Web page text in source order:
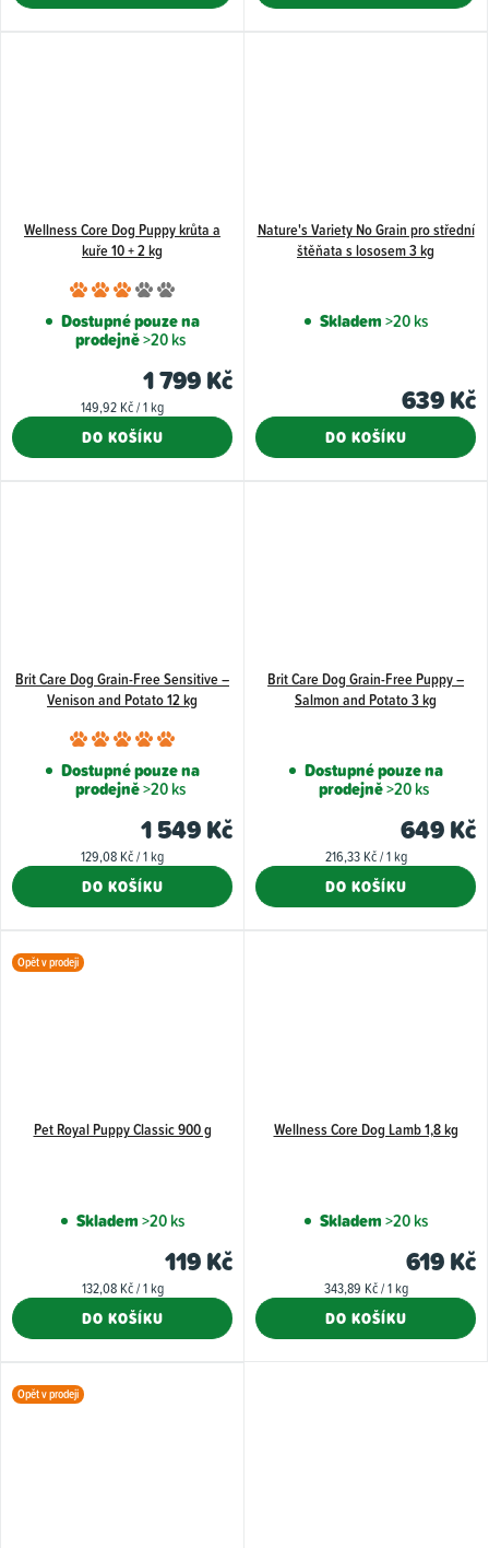
Wellness Core Dog Puppy krůta a
kuře 10 + 2 kg
Průměrné
hodnocení
produktu
je
3,0
z
Dostupné pouze na
prodejně>20 ks
1 799 Kč
Měrná
149,92 Kč / 1 kg
DO KOŠÍKU
Nature's Variety No Grain pro střední
štěňata s lososem 3 kg
Skladem>20 ks
639 Kč
DO KOŠÍKU
Brit Care Dog Grain-Free Sensitive –
Venison and Potato 12 kg
Průměrné
hodnocení
produktu
je
5,0
z
Dostupné pouze na
prodejně>20 ks
1 549 Kč
Měrná
129,08 Kč / 1 kg
DO KOŠÍKU
Brit Care Dog Grain-Free Puppy –
Salmon and Potato 3 kg
Dostupné pouze na
prodejně>20 ks
649 Kč
Měrná
216,33 Kč / 1 kg
DO KOŠÍKU
Opět v prodeji
Pet Royal Puppy Classic 900 g
Skladem>20 ks
119 Kč
Měrná
132,08 Kč / 1 kg
DO KOŠÍKU
Wellness Core Dog Lamb 1,8 kg
Skladem>20 ks
619 Kč
Měrná
343,89 Kč / 1 kg
DO KOŠÍKU
Opět v prodeji